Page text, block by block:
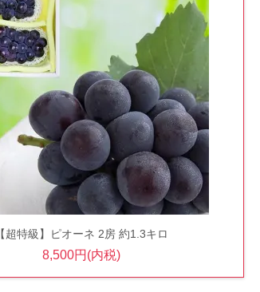
【超特級】ピオーネ 2房 約1.3キロ
8,500円(内税)